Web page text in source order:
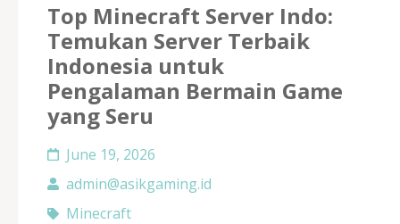
Top Minecraft Server Indo:
Temukan Server Terbaik
Indonesia untuk
Pengalaman Bermain Game
yang Seru
June 19, 2026
admin@asikgaming.id
Minecraft